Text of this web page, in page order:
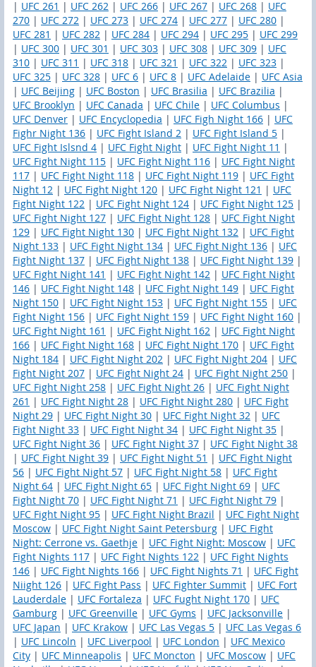
| UFC 261 | UFC 262 | UFC 266 | UFC 267 | UFC 268 | UFC
270 | UFC 272 | UFC 273 | UFC 274 | UFC 277 | UFC 280 |
UFC 281 | UFC 282 | UFC 284 | UFC 294 | UFC 295 | UFC 299
| UFC 300 | UFC 301 | UFC 303 | UFC 308 | UFC 309 | UFC
310 | UFC 311 | UFC 318 | UFC 321 | UFC 322 | UFC 323 |
UFC 325 | UFC 328 | UFC 6 | UFC 8 | UFC Adelaide | UFC Asia
| UFC Beijing | UFC Boston | UFC Brasilia | UFC Brazilia |
UFC Brooklyn | UFC Canada | UFC Chile | UFC Columbus |
UFC Denver | UFC Encyclopedia | UFC Figh Night 166 | UFC
Fighr Night 136 | UFC Fight Island 2 | UFC Fight Island 5 |
UFC Fight Islsnd 4 | UFC Fight Night | UFC Fight Night 11 |
UFC Fight Night 115 | UFC Fight Night 116 | UFC Fight Night
117 | UFC Fight Night 118 | UFC Fight Night 119 | UFC Fight
Night 12 | UFC Fight Night 120 | UFC Fight Night 121 | UFC
Fight Night 122 | UFC Fight Night 124 | UFC Fight Night 125 |
UFC Fight Night 127 | UFC Fight Night 128 | UFC Fight Night
129 | UFC Fight Night 130 | UFC Fight Night 132 | UFC Fight
Night 133 | UFC Fight Night 134 | UFC Fight Night 136 | UFC
Fight Night 137 | UFC Fight Night 138 | UFC Fight Night 139 |
UFC Fight Night 141 | UFC Fight Night 142 | UFC Fight Night
146 | UFC Fight Night 148 | UFC Fight Night 149 | UFC Fight
Night 150 | UFC Fight Night 153 | UFC Fight Night 155 | UFC
Fight Night 156 | UFC Fight Night 159 | UFC Fight Night 160 |
UFC Fight Night 161 | UFC Fight Night 162 | UFC Fight Night
166 | UFC Fight Night 168 | UFC Fight Night 170 | UFC Fight
Night 184 | UFC Fight Night 202 | UFC Fight Night 204 | UFC
Fight Night 207 | UFC Fight Night 24 | UFC Fight Night 250 |
UFC Fight Night 258 | UFC Fight Night 26 | UFC Fight Night
261 | UFC Fight Night 28 | UFC Fight Night 280 | UFC Fight
Night 29 | UFC Fight Night 30 | UFC Fight Night 32 | UFC
Fight Night 33 | UFC Fight Night 34 | UFC Fight Night 35 |
UFC Fight Night 36 | UFC Fight Night 37 | UFC Fight Night 38
| UFC Fight Night 39 | UFC Fight Night 51 | UFC Fight Night
56 | UFC Fight Night 57 | UFC Fight Night 58 | UFC Fight
Night 64 | UFC Fight Night 65 | UFC Fight Night 69 | UFC
Fight Night 70 | UFC Fight Night 71 | UFC Fight Night 79 |
UFC Fight Night 95 | UFC Fight Night Brazil | UFC Fight Night
Moscow | UFC Fight Night Saint Petersburg | UFC Fight
Night: Cerrone vs. Gaethje | UFC Fight Night: Moscow | UFC
Fight Nights 117 | UFC Fight Nights 122 | UFC Fight Nights
146 | UFC Fight Nights 166 | UFC Fight Nights 71 | UFC Fight
Niight 126 | UFC Fight Pass | UFC Fighter Summit | UFC Fort
Lauderdale | UFC Fortaleza | UFC Fught Night 170 | UFC
Gamburg | UFC Greenville | UFC Gyms | UFC Jacksonville |
UFC Japan | UFC Krakow | UFC Las Vegas 5 | UFC Las Vegas 6
| UFC Lincoln | UFC Liverpool | UFC London | UFC Mexico
City | UFC Minneapolis | UFC Moncton | UFC Moscow | UFC